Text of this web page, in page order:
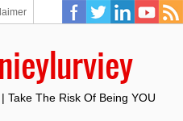
Take The Risk Of Being YOU